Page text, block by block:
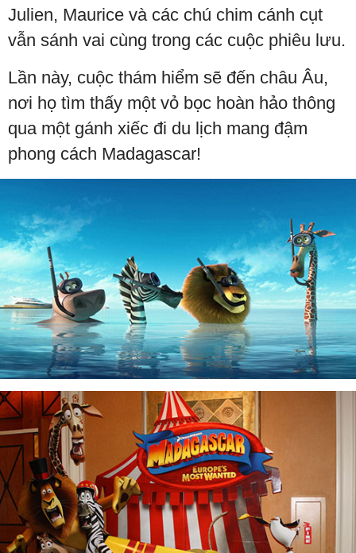
Julien, Maurice và các chú chim cánh cụt
vẫn sánh vai cùng trong các cuộc phiêu lưu.
Lần này, cuộc thám hiểm sẽ đến châu Âu,
nơi họ tìm thấy một vỏ bọc hoàn hảo thông
qua một gánh xiếc đi du lịch mang đậm
phong cách Madagascar!